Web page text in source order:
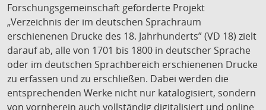
Forschungsgemeinschaft geförderte Projekt
„Verzeichnis der im deutschen Sprachraum
erschienenen Drucke des 18. Jahrhunderts” (VD 18) zielt
darauf ab, alle von 1701 bis 1800 in deutscher Sprache
oder im deutschen Sprachbereich erschienenen Drucke
zu erfassen und zu erschließen. Dabei werden die
entsprechenden Werke nicht nur katalogisiert, sondern
von vornherein auch vollständig digitalisiert und online